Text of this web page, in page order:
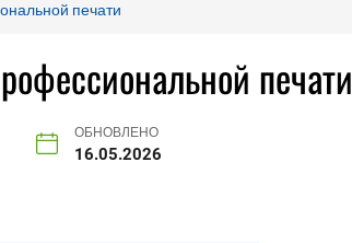
печати
печати
ОБНОВЛЕНО
16.05.2026